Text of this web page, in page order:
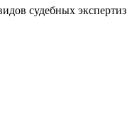
судебных экспертиз